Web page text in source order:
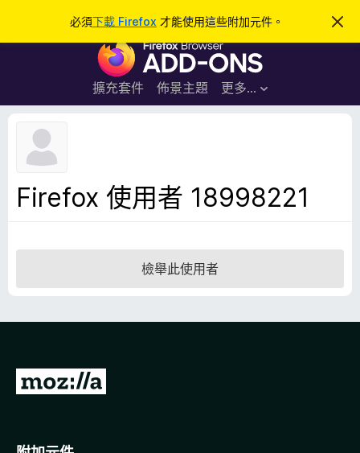
必須下載 Firefox 才能使用這些附加元件。
忽
此
F
r
e
瀏
加
元
擴充套件 佈景主題 更多…
登入
Firefox 使用者 18998221
檢舉此使用者
前
o